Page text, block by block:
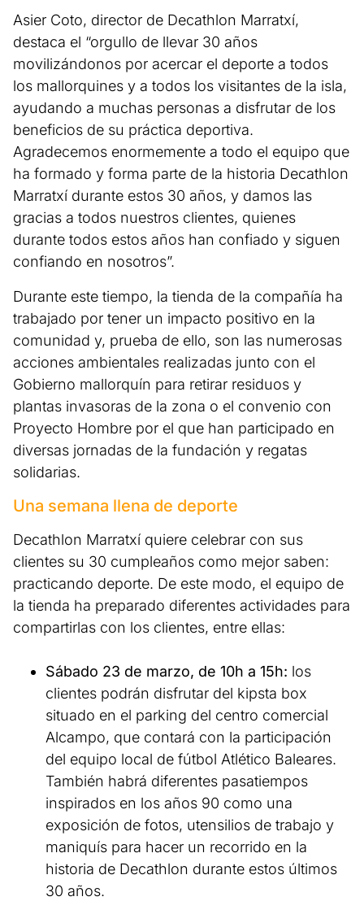
Asier Coto, director de Decathlon Marratxí,
destaca el “orgullo de llevar 30 años
movilizándonos por acercar el deporte a todos
los mallorquines y a todos los visitantes de la isla,
ayudando a muchas personas a disfrutar de los
beneficios de su práctica deportiva.
Agradecemos enormemente a todo el equipo que
ha formado y forma parte de la historia Decathlon
Marratxí durante estos 30 años, y damos las
gracias a todos nuestros clientes, quienes
durante todos estos años han confiado y siguen
confiando en nosotros”.
Durante este tiempo, la tienda de la compañía ha
trabajado por tener un impacto positivo en la
comunidad y, prueba de ello, son las numerosas
acciones ambientales realizadas junto con el
Gobierno mallorquín para retirar residuos y
plantas invasoras de la zona o el convenio con
Proyecto Hombre por el que han participado en
diversas jornadas de la fundación y regatas
solidarias.
Una semana llena de deporte
Decathlon Marratxí quiere celebrar con sus
clientes su 30 cumpleaños como mejor saben:
practicando deporte. De este modo, el equipo de
la tienda ha preparado diferentes actividades para
compartirlas con los clientes, entre ellas:
Sábado 23 de marzo, de 10h a 15h: los
clientes podrán disfrutar del kipsta box
situado en el parking del centro comercial
Alcampo, que contará con la participación
del equipo local de fútbol Atlético Baleares.
También habrá diferentes pasatiempos
inspirados en los años 90 como una
exposición de fotos, utensilios de trabajo y
maniquís para hacer un recorrido en la
historia de Decathlon durante estos últimos
30 años.